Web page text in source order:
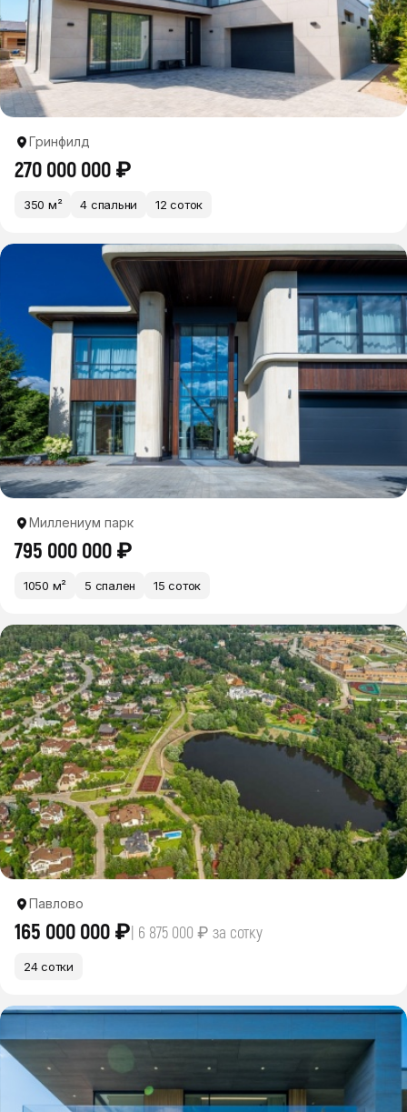
Гринфилд
270 000 000 ₽
350 м² 4 спальни 12 соток
Миллениум парк
795 000 000 ₽
1050 м² 5 спален 15 соток
Павлово
165 000 000 ₽| 6 875 000 ₽ за сотку
24 сотки